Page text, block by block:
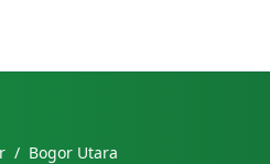
/ Bogor Utara